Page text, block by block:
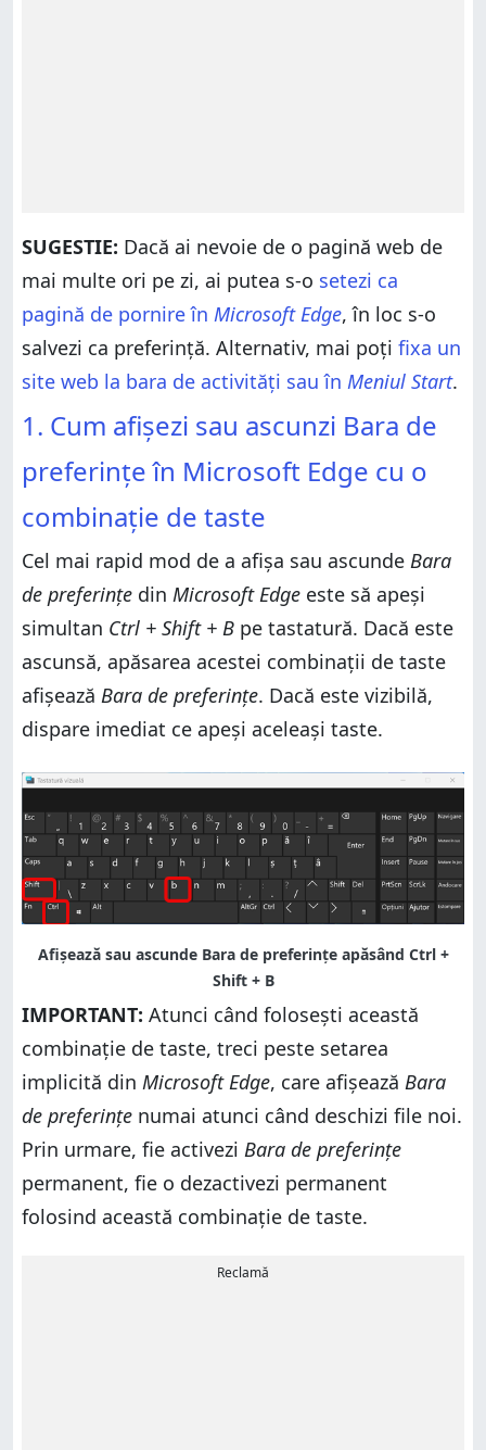
SUGESTIE: Dacă ai nevoie de o pagină web de
mai multe ori pe zi, ai putea s-o setezi ca
pagină de pornire în Microsoft Edge, în loc s-o
salvezi ca preferință. Alternativ, mai poți fixa un
site web la bara de activități sau în Meniul Start.
1. Cum afișezi sau ascunzi Bara de
preferințe în Microsoft Edge cu o
combinație de taste
Cel mai rapid mod de a afișa sau ascunde Bara
de preferințe din Microsoft Edge este să apeși
simultan Ctrl + Shift + B pe tastatură. Dacă este
ascunsă, apăsarea acestei combinații de taste
afișează Bara de preferințe. Dacă este vizibilă,
dispare imediat ce apeși aceleași taste.
IMPORTANT: Atunci când folosești această
combinație de taste, treci peste setarea
implicită din Microsoft Edge, care afișează Bara
de preferințe numai atunci când deschizi file noi.
Prin urmare, fie activezi Bara de preferințe
permanent, fie o dezactivezi permanent
folosind această combinație de taste.
Reclamă